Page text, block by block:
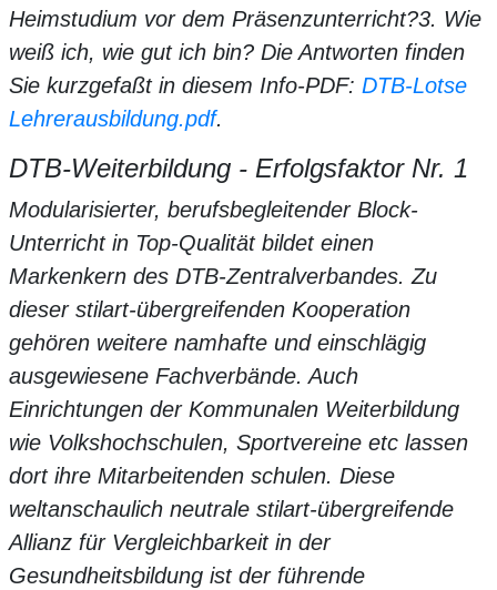
Heimstudium vor dem Präsenzunterricht?3. Wie
weiß ich, wie gut ich bin? Die Antworten finden
Sie kurzgefaßt in diesem Info-PDF: DTB-Lotse
Lehrerausbildung.pdf.
DTB-Weiterbildung - Erfolgsfaktor Nr. 1
Modularisierter, berufsbegleitender Block-
Unterricht in Top-Qualität bildet einen
Markenkern des DTB-Zentralverbandes. Zu
dieser stilart-übergreifenden Kooperation
gehören weitere namhafte und einschlägig
ausgewiesene Fachverbände. Auch
Einrichtungen der Kommunalen Weiterbildung
wie Volkshochschulen, Sportvereine etc lassen
dort ihre Mitarbeitenden schulen. Diese
weltanschaulich neutrale stilart-übergreifende
Allianz für Vergleichbarkeit in der
Gesundheitsbildung ist der führende